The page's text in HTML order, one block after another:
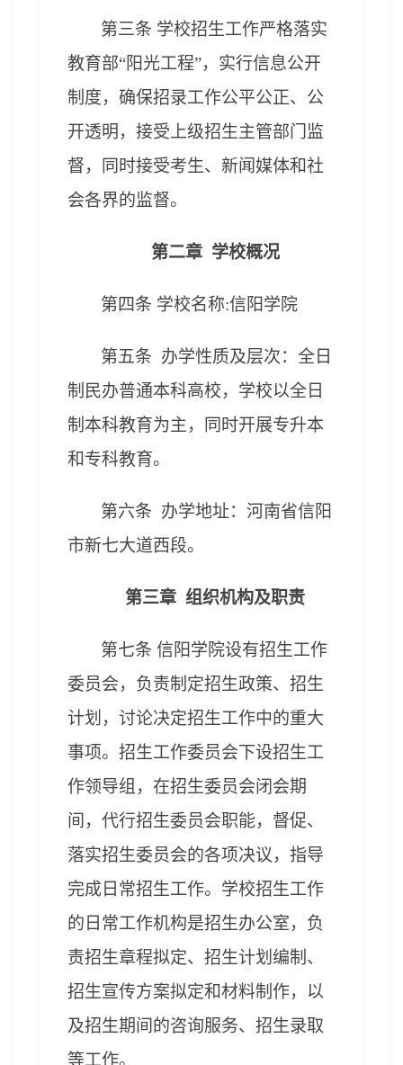
第三条 学校招生工作严格落实
教育部“阳光工程”，实行信息公开
制度，确保招录工作公平公正、公
开透明，接受上级招生主管部门监
督，同时接受考生、新闻媒体和社
会各界的监督。
第二章 学校概况
第四条 学校名称:信阳学院
第五条 办学性质及层次： 全日
制民办普通本科高校， 学校以全日
制本科教育为主，同时开展专升本
和专科教育。
第六条 办学地址： 河南省信阳
市新七大道西段。
第三章 组织机构及职责
第七条 信阳学院设有招生工作
委员会，负责制定招生政策、招生
计划，讨论决定招生工作中的重大
事项。招生工作委员会下设招生工
作领导组，在招生委员会闭会期
间，代行招生委员会职能，督促、
落实招生委员会的各项决议，指导
完成日常招生工作。学校招生工作
的日常工作机构是招生办公室，负
责招生章程拟定、招生计划编制、
招生宣传方案拟定和材料制作，以
及招生期间的咨询服务、招生录取
等工作。